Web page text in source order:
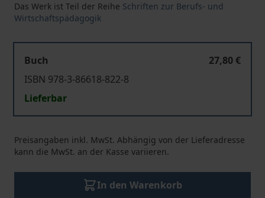
Das Werk ist Teil der Reihe Schriften zur Berufs- und
Wirtschaftspädagogik
Buch
27,80 €
ISBN 978-3-86618-822-8
Lieferbar
Preisangaben inkl. MwSt. Abhängig von der Lieferadresse
kann die MwSt. an der Kasse variieren.
In den Warenkorb